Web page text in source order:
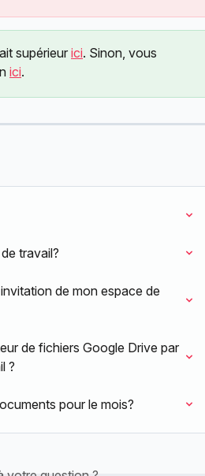
supérieur ici. Sinon, vous
ici.
travail?
de mon espace de
de fichiers Google Drive par
?
pour le mois?